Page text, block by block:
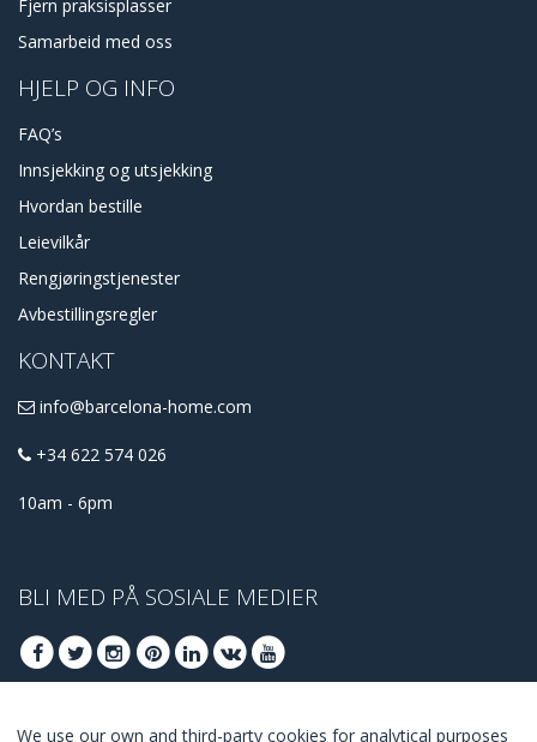
Fjern praksisplasser
Samarbeid med oss
HJELP OG INFO
FAQ’s
Innsjekking og utsjekking
Hvordan bestille
Leievilkår
Rengjøringstjenester
Avbestillingsregler
KONTAKT
info@barcelona-home.com
+34 622 574 026
10am - 6pm
BLI MED PÅ SOSIALE MEDIER
We use our own and third-party cookies for analytical purposes